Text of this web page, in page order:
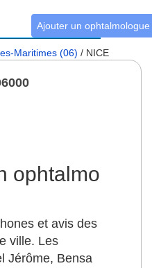
Ajouter un ophtalmologue
Maritimes (06) / NICE
ophtalmo
et avis des
ville. Les
Jérôme, Bensa